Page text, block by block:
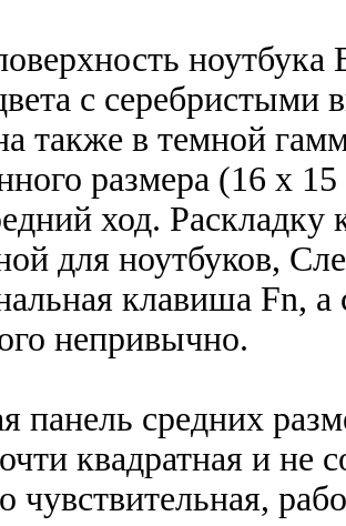
с серебристыми
также в темной
размера (16 х
ход. Раскладку
для ноутбуков,
клавиша Fn, а
непривычно.
панель средних
квадратная и не
чувствительная,